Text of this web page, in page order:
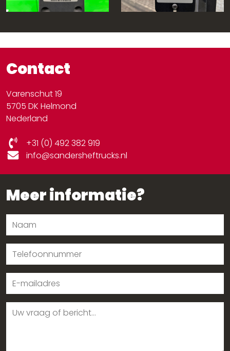
Contact
Varenschut 19
5705 DK Helmond
Nederland
+31 (0) 492 382 919
info@sandersheftrucks.nl
Meer informatie?